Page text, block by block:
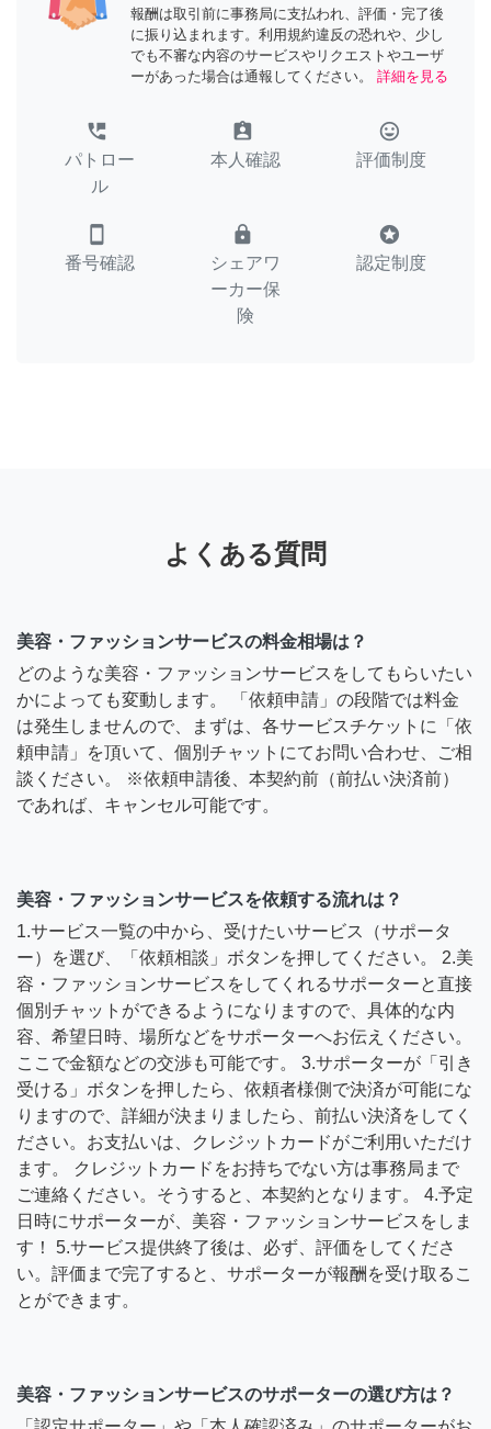
報酬は取引前に事務局に支払われ、評価・完了後
に振り込まれます。利用規約違反の恐れや、少し
でも不審な内容のサービスやリクエストやユーザ
ーがあった場合は通報してください。
詳細を見る
perm_phone_msg
パトロー
ル
assignment_ind
本人確認
tag_faces
評価制度
smartphone
番号確認
lock
シェアワ
ーカー保
険
stars
認定制度
よくある質問
美容・ファッションサービスの料金相場は？
どのような美容・ファッションサービスをしてもらいたい
かによっても変動します。 「依頼申請」の段階では料金
は発生しませんので、まずは、各サービスチケットに「依
頼申請」を頂いて、個別チャットにてお問い合わせ、ご相
談ください。 ※依頼申請後、本契約前（前払い決済前）
であれば、キャンセル可能です。
美容・ファッションサービスを依頼する流れは？
1.サービス一覧の中から、受けたいサービス（サポータ
ー）を選び、「依頼相談」ボタンを押してください。 2.美
容・ファッションサービスをしてくれるサポーターと直接
個別チャットができるようになりますので、具体的な内
容、希望日時、場所などをサポーターへお伝えください。
ここで金額などの交渉も可能です。 3.サポーターが「引き
受ける」ボタンを押したら、依頼者様側で決済が可能にな
りますので、詳細が決まりましたら、前払い決済をしてく
ださい。お支払いは、クレジットカードがご利用いただけ
ます。 クレジットカードをお持ちでない方は事務局まで
ご連絡ください。そうすると、本契約となります。 4.予定
日時にサポーターが、美容・ファッションサービスをしま
す！ 5.サービス提供終了後は、必ず、評価をしてくださ
い。評価まで完了すると、サポーターが報酬を受け取るこ
とができます。
美容・ファッションサービスのサポーターの選び方は？